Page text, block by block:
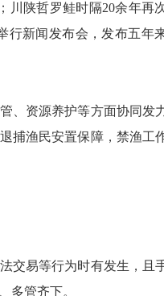
川陕哲罗鲑时隔20余年再
行新闻发布会，发布五年
、资源养护等方面协同发
捕渔民安置保障，禁渔工
交易等行为时有发生，且
多管齐下。